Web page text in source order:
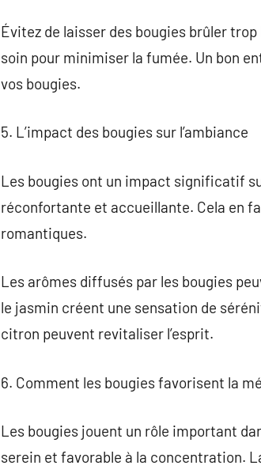
Évitez de laisser des bougies brûler
soin pour minimiser la fumée. Un bon
vos bougies.
5. L’impact des bougies sur l’ambiance
Les bougies ont un impact significatif
réconfortante et accueillante. Cela en
romantiques.
Les arômes diffusés par les bougies
le jasmin créent une sensation de
citron peuvent revitaliser l’esprit.
6. Comment les bougies favorisent la
Les bougies jouent un rôle important
serein et favorable à la concentration.